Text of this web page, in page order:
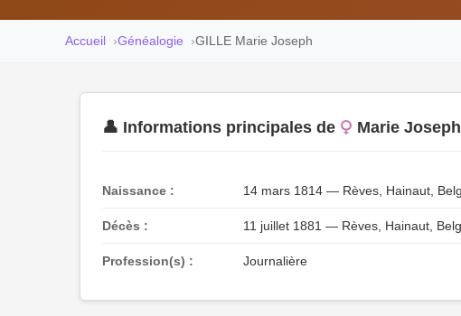
Accueil Généalogie GILLE Marie Joseph
👤 Informations principales de Marie
Naissance : 14 mars 1814 — Rèves, Hainaut,
Décès : 11 juillet 1881 — Rèves, Hainaut,
Profession(s) : Journalière